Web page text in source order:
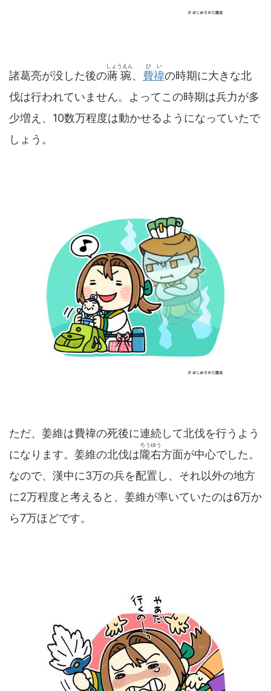
諸葛亮が没した後の蔣琬
しょうえん
、 費禕
ひい
の時期に大きな北
伐は行われていません。よってこの時期は兵力が多
少増え、10数万程度は動かせるようになっていたで
しょう。
ただ、姜維は費禕の死後に連続して北伐を行うよう
になります。姜維の北伐は隴右
ろうゆう
方面が中心でした。
なので、漢中に3万の兵を配置し、それ以外の地方
に2万程度と考えると、姜維が率いていたのは6万か
ら7万ほどです。